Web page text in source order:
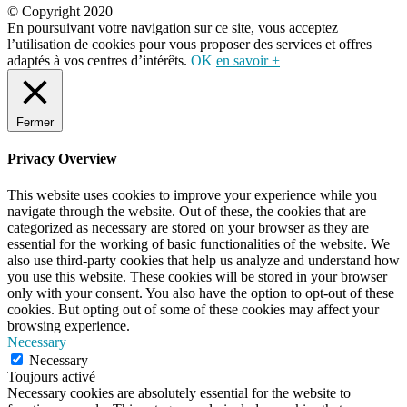
© Copyright 2020
En poursuivant votre navigation sur ce site, vous acceptez
l’utilisation de cookies pour vous proposer des services et offres
adaptés à vos centres d’intérêts. OK en savoir +
Fermer
Privacy Overview
This website uses cookies to improve your experience while you
navigate through the website. Out of these, the cookies that are
categorized as necessary are stored on your browser as they are
essential for the working of basic functionalities of the website. We
also use third-party cookies that help us analyze and understand how
you use this website. These cookies will be stored in your browser
only with your consent. You also have the option to opt-out of these
cookies. But opting out of some of these cookies may affect your
browsing experience.
Necessary
Necessary
Toujours activé
Necessary cookies are absolutely essential for the website to